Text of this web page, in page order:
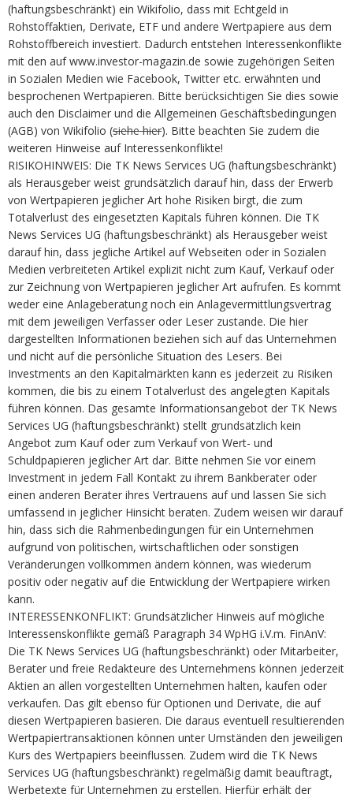
(haftungsbeschränkt) ein Wikifolio, dass mit Echtgeld in
Rohstoffaktien, Derivate, ETF und andere Wertpapiere aus dem
Rohstoffbereich investiert. Dadurch entstehen Interessenkonflikte
mit den auf www.investor-magazin.de sowie zugehörigen Seiten
in Sozialen Medien wie Facebook, Twitter etc. erwähnten und
besprochenen Wertpapieren. Bitte berücksichtigen Sie dies sowie
auch den Disclaimer und die Allgemeinen Geschäftsbedingungen
(AGB) von Wikifolio (siehe hier). Bitte beachten Sie zudem die
weiteren Hinweise auf Interessenkonflikte!
RISIKOHINWEIS: Die TK News Services UG (haftungsbeschränkt)
als Herausgeber weist grundsätzlich darauf hin, dass der Erwerb
von Wertpapieren jeglicher Art hohe Risiken birgt, die zum
Totalverlust des eingesetzten Kapitals führen können. Die TK
News Services UG (haftungsbeschränkt) als Herausgeber weist
darauf hin, dass jegliche Artikel auf Webseiten oder in Sozialen
Medien verbreiteten Artikel explizit nicht zum Kauf, Verkauf oder
zur Zeichnung von Wertpapieren jeglicher Art aufrufen. Es kommt
weder eine Anlageberatung noch ein Anlagevermittlungsvertrag
mit dem jeweiligen Verfasser oder Leser zustande. Die hier
dargestellten Informationen beziehen sich auf das Unternehmen
und nicht auf die persönliche Situation des Lesers. Bei
Investments an den Kapitalmärkten kann es jederzeit zu Risiken
kommen, die bis zu einem Totalverlust des angelegten Kapitals
führen können. Das gesamte Informationsangebot der TK News
Services UG (haftungsbeschränkt) stellt grundsätzlich kein
Angebot zum Kauf oder zum Verkauf von Wert- und
Schuldpapieren jeglicher Art dar. Bitte nehmen Sie vor einem
Investment in jedem Fall Kontakt zu ihrem Bankberater oder
einen anderen Berater ihres Vertrauens auf und lassen Sie sich
umfassend in jeglicher Hinsicht beraten. Zudem weisen wir darauf
hin, dass sich die Rahmenbedingungen für ein Unternehmen
aufgrund von politischen, wirtschaftlichen oder sonstigen
Veränderungen vollkommen ändern können, was wiederum
positiv oder negativ auf die Entwicklung der Wertpapiere wirken
kann.
INTERESSENKONFLIKT: Grundsätzlicher Hinweis auf mögliche
Interessenskonflikte gemäß Paragraph 34 WpHG i.V.m. FinAnV:
Die TK News Services UG (haftungsbeschränkt) oder Mitarbeiter,
Berater und freie Redakteure des Unternehmens können jederzeit
Aktien an allen vorgestellten Unternehmen halten, kaufen oder
verkaufen. Das gilt ebenso für Optionen und Derivate, die auf
diesen Wertpapieren basieren. Die daraus eventuell resultierenden
Wertpapiertransaktionen können unter Umständen den jeweiligen
Kurs des Wertpapiers beeinflussen. Zudem wird die TK News
Services UG (haftungsbeschränkt) regelmäßig damit beauftragt,
Werbetexte für Unternehmen zu erstellen. Hierfür erhält der